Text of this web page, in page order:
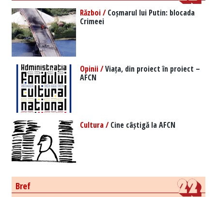
Război /Coșmarul lui Putin: blocada
Crimeei
Opinii /Viața, din proiect în proiect –
AFCN
Cultura /Cine câștigă la AFCN
Bref